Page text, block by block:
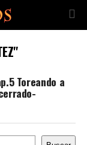
Toreando a